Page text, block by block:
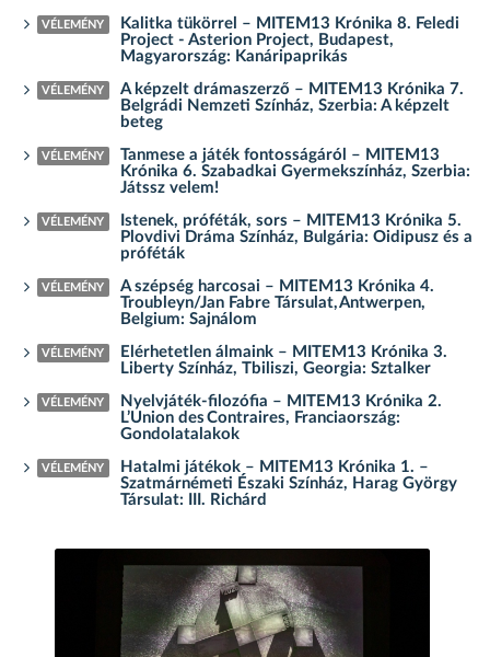
VÉLEMÉNY
Kalitka tükörrel – MITEM13 Krónika 8. Feledi
Project - Asterion Project, Budapest,
Magyarország: Kanáripaprikás
VÉLEMÉNY
A képzelt drámaszerző – MITEM13 Krónika 7.
Belgrádi Nemzeti Színház, Szerbia: A képzelt
beteg
VÉLEMÉNY
Tanmese a játék fontosságáról – MITEM13
Krónika 6. Szabadkai Gyermekszínház, Szerbia:
Játssz velem!
VÉLEMÉNY
Istenek, próféták, sors – MITEM13 Krónika 5.
Plovdivi Dráma Színház, Bulgária: Oidipusz és a
próféták
VÉLEMÉNY
A szépség harcosai – MITEM13 Krónika 4.
Troubleyn/Jan Fabre Társulat, Antwerpen,
Belgium: Sajnálom
VÉLEMÉNY
Elérhetetlen álmaink – MITEM13 Krónika 3.
Liberty Színház, Tbiliszi, Georgia: Sztalker
VÉLEMÉNY
Nyelvjáték-filozófia – MITEM13 Krónika 2.
L’Union des Contraires, Franciaország:
Gondolatalakok
VÉLEMÉNY
Hatalmi játékok – MITEM13 Krónika 1. –
Szatmárnémeti Északi Színház, Harag György
Társulat: III. Richárd